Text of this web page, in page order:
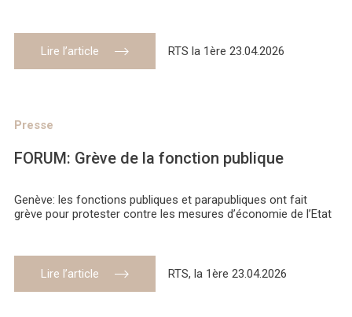
Lire l’article RTS la 1ère 23.04.2026
Presse
FORUM: Grève de la fonction publique
Genève: les fonctions publiques et parapubliques ont fait
grève pour protester contre les mesures d’économie de l’Etat
Lire l’article RTS, la 1ère 23.04.2026